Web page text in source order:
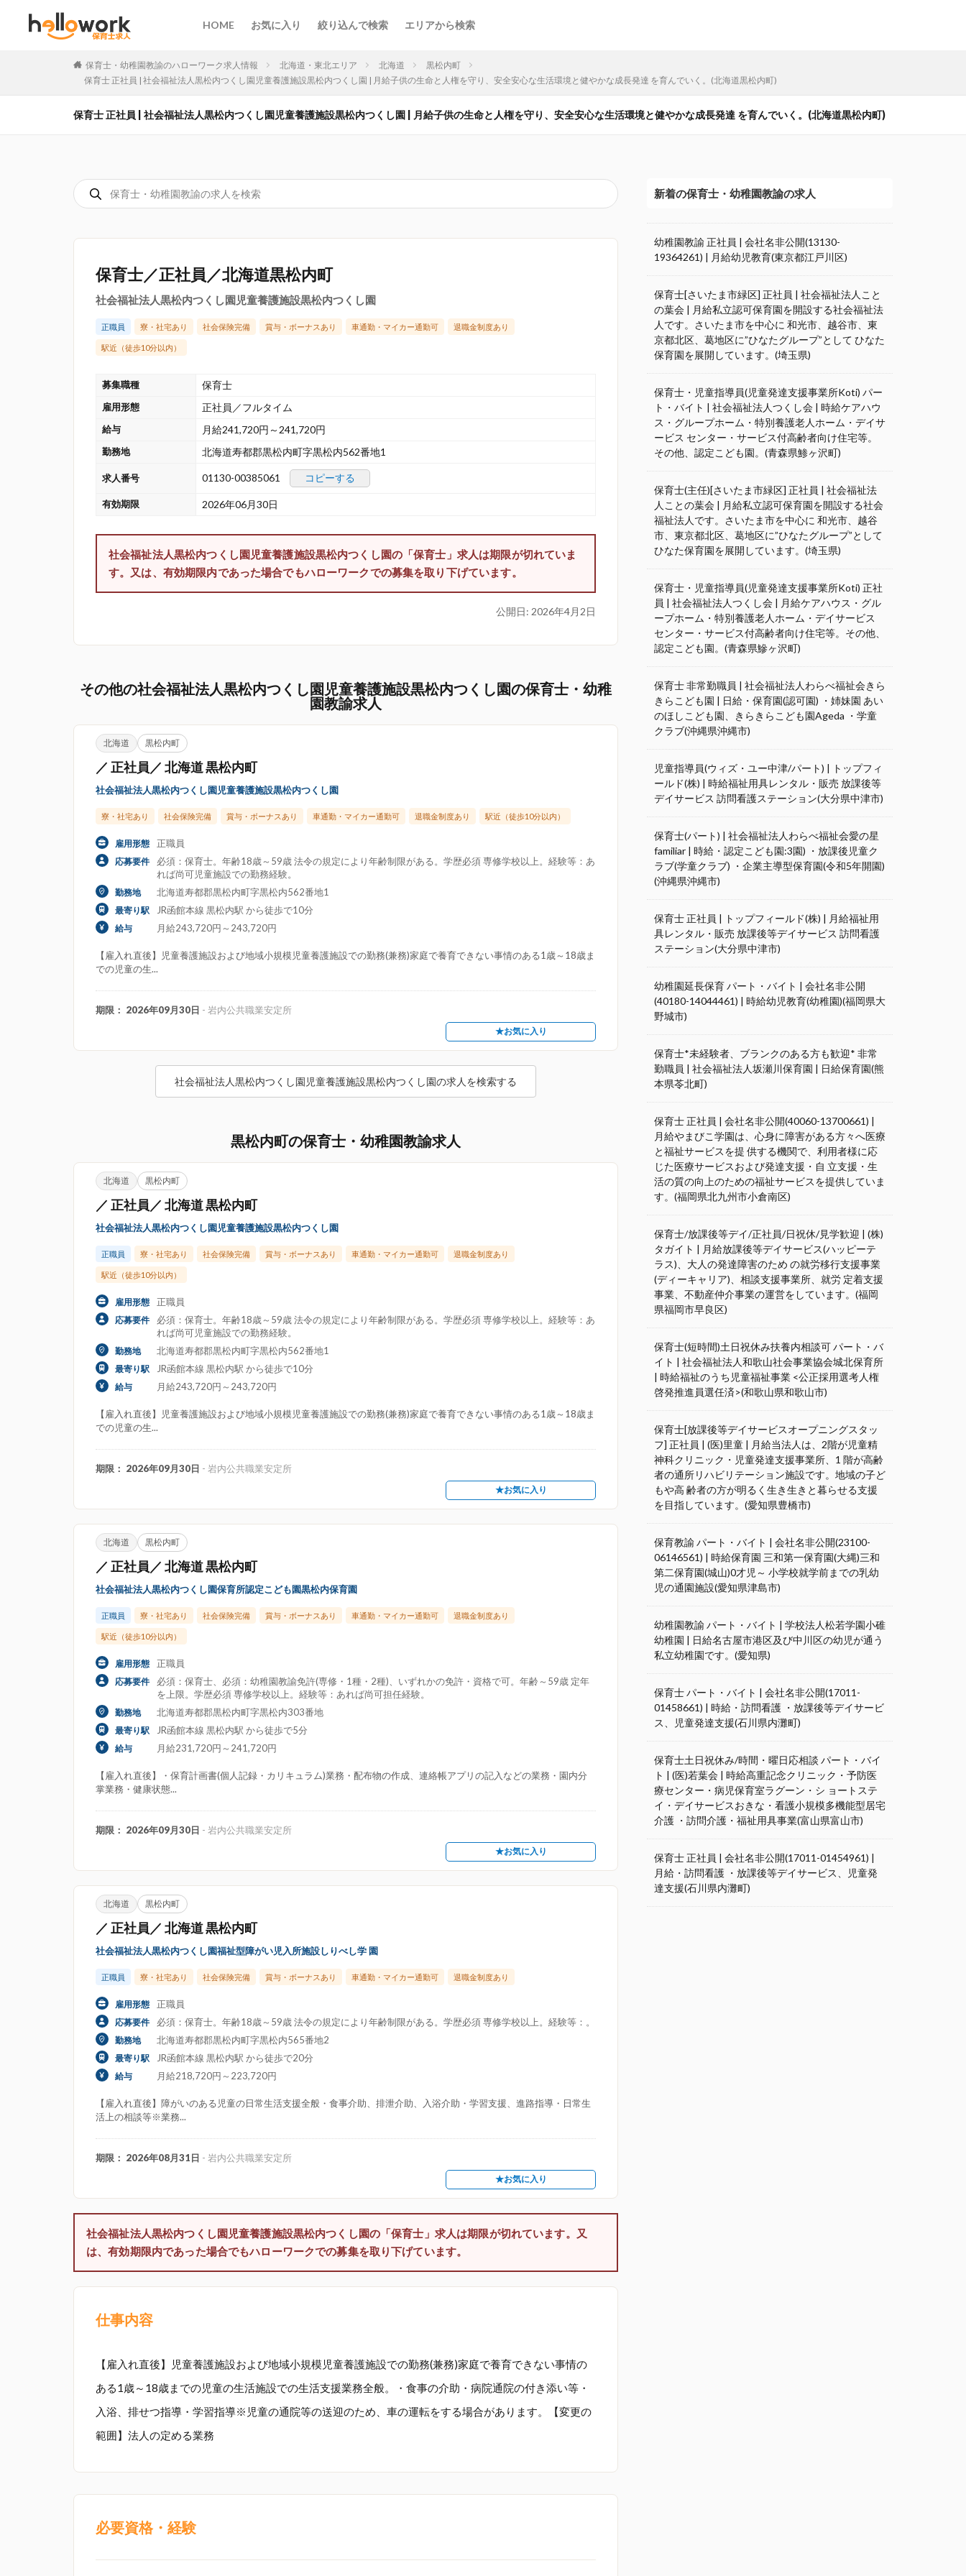
HOME お気に入り 絞り込んで検索 エリアから検索
保育士・幼稚園教諭のハローワーク求人情報 北海道・東北エリア 北海道
黒松内町
保育士 正社員 | 社会福祉法人黒松内つくし園児童養護施設黒松内つくし園 | 月給子供の生命と人権を守り、安全安心な生活環境と健やかな成長発達 を育んでいく。(北海道黒松内町)
保育士 正社員 | 社会福祉法人黒松内つくし園児童養護施設黒松内つくし園 | 月給子供の生命と人権を守り、安全安心な生活環境と健やかな成長発達 を育んでいく。(北海道黒松内町)
保育士／正社員／北海道黒松内町
社会福祉法人黒松内つくし園児童養護施設黒松内つくし園
正職員 寮・社宅あり 社会保険完備 賞与・ボーナスあり 車通勤・マイカー通勤可 退職金制度あり
駅近（徒歩10分以内）
募集職種 保育士
雇用形態 正社員／フルタイム
給与 月給241,720円～241,720円
勤務地 北海道寿都郡黒松内町字黒松内562番地1
求人番号 01130-00385061 コピーする
有効期限 2026年06月30日
社会福祉法人黒松内つくし園児童養護施設黒松内つくし園の「保育士」求人は期限が切れていま
す。又は、有効期限内であった場合でもハローワークでの募集を取り下げています。
公開日: 2026年4月2日
その他の社会福祉法人黒松内つくし園児童養護施設黒松内つくし園の保育士・幼稚
園教諭求人
北海道 黒松内町
／ 正社員／ 北海道 黒松内町
社会福祉法人黒松内つくし園児童養護施設黒松内つくし園
寮・社宅あり 社会保険完備 賞与・ボーナスあり 車通勤・マイカー通勤可 退職金制度あり 駅近（徒歩10分以内）
雇用形態 正職員
応募要件
必須：保育士。年齢18歳～59歳 法令の規定により年齢制限がある。学歴必須 専修学校以上。経験等：あ
れば尚可児童施設での勤務経験。
勤務地 北海道寿都郡黒松内町字黒松内562番地1
最寄り駅 JR函館本線 黒松内駅 から徒歩で10分
給与 月給243,720円～243,720円
【雇入れ直後】児童養護施設および地域小規模児童養護施設での勤務(兼務)家庭で養育できない事情のある1歳～18歳ま
での児童の生...
期限： 2026年09月30日 - 岩内公共職業安定所
★お気に入り
社会福祉法人黒松内つくし園児童養護施設黒松内つくし園の求人を検索する
黒松内町の保育士・幼稚園教諭求人
北海道 黒松内町
／ 正社員／ 北海道 黒松内町
社会福祉法人黒松内つくし園児童養護施設黒松内つくし園
正職員 寮・社宅あり 社会保険完備 賞与・ボーナスあり 車通勤・マイカー通勤可 退職金制度あり
駅近（徒歩10分以内）
雇用形態 正職員
応募要件
必須：保育士。年齢18歳～59歳 法令の規定により年齢制限がある。学歴必須 専修学校以上。経験等：あ
れば尚可児童施設での勤務経験。
勤務地 北海道寿都郡黒松内町字黒松内562番地1
最寄り駅 JR函館本線 黒松内駅 から徒歩で10分
給与 月給243,720円～243,720円
【雇入れ直後】児童養護施設および地域小規模児童養護施設での勤務(兼務)家庭で養育できない事情のある1歳～18歳ま
での児童の生...
期限： 2026年09月30日 - 岩内公共職業安定所
★お気に入り
北海道 黒松内町
／ 正社員／ 北海道 黒松内町
社会福祉法人黒松内つくし園保育所認定こども園黒松内保育園
正職員 寮・社宅あり 社会保険完備 賞与・ボーナスあり 車通勤・マイカー通勤可 退職金制度あり
駅近（徒歩10分以内）
雇用形態 正職員
応募要件
必須：保育士、必須：幼稚園教諭免許(専修・1種・2種)、いずれかの免許・資格で可。年齢～59歳 定年
を上限。学歴必須 専修学校以上。経験等：あれば尚可担任経験。
勤務地 北海道寿都郡黒松内町字黒松内303番地
最寄り駅 JR函館本線 黒松内駅 から徒歩で5分
給与 月給231,720円～241,720円
【雇入れ直後】・保育計画書(個人記録・カリキュラム)業務・配布物の作成、連絡帳アプリの記入などの業務・園内分
掌業務・健康状態...
期限： 2026年09月30日 - 岩内公共職業安定所
★お気に入り
北海道 黒松内町
／ 正社員／ 北海道 黒松内町
社会福祉法人黒松内つくし園福祉型障がい児入所施設しりべし学 園
正職員 寮・社宅あり 社会保険完備 賞与・ボーナスあり 車通勤・マイカー通勤可 退職金制度あり
雇用形態 正職員
応募要件 必須：保育士。年齢18歳～59歳 法令の規定により年齢制限がある。学歴必須 専修学校以上。経験等：。
勤務地 北海道寿都郡黒松内町字黒松内565番地2
最寄り駅 JR函館本線 黒松内駅 から徒歩で20分
給与 月給218,720円～223,720円
【雇入れ直後】障がいのある児童の日常生活支援全般・食事介助、排泄介助、入浴介助・学習支援、進路指導・日常生
活上の相談等※業務...
期限： 2026年08月31日 - 岩内公共職業安定所
★お気に入り
社会福祉法人黒松内つくし園児童養護施設黒松内つくし園の「保育士」求人は期限が切れています。又
は、有効期限内であった場合でもハローワークでの募集を取り下げています。
仕事内容
【雇入れ直後】児童養護施設および地域小規模児童養護施設での勤務(兼務)家庭で養育できない事情の
ある1歳～18歳までの児童の生活施設での生活支援業務全般。・食事の介助・病院通院の付き添い等・
入浴、排せつ指導・学習指導※児童の通院等の送迎のため、車の運転をする場合があります。【変更の
範囲】法人の定める業務
必要資格・経験
新着の保育士・幼稚園教諭の求人
幼稚園教諭 正社員 | 会社名非公開(13130-
19364261) | 月給幼児教育(東京都江戸川区)
保育士[さいたま市緑区] 正社員 | 社会福祉法人こと
の葉会 | 月給私立認可保育園を開設する社会福祉法
人です。さいたま市を中心に 和光市、越谷市、東
京都北区、葛地区に”ひなたグループ”として ひなた
保育園を展開しています。(埼玉県)
保育士・児童指導員(児童発達支援事業所Koti) パー
ト・バイト | 社会福祉法人つくし会 | 時給ケアハウ
ス・グループホーム・特別養護老人ホーム・デイサ
ービス センター・サービス付高齢者向け住宅等。
その他、認定こども園。(青森県鯵ヶ沢町)
保育士(主任)[さいたま市緑区] 正社員 | 社会福祉法
人ことの葉会 | 月給私立認可保育園を開設する社会
福祉法人です。さいたま市を中心に 和光市、越谷
市、東京都北区、葛地区に”ひなたグループ”として
ひなた保育園を展開しています。(埼玉県)
保育士・児童指導員(児童発達支援事業所Koti) 正社
員 | 社会福祉法人つくし会 | 月給ケアハウス・グル
ープホーム・特別養護老人ホーム・デイサービス
センター・サービス付高齢者向け住宅等。その他、
認定こども園。(青森県鰺ヶ沢町)
保育士 非常勤職員 | 社会福祉法人わらべ福祉会きら
きらこども園 | 日給・保育園(認可園) ・姉妹園 あい
のほしこども園、きらきらこども園Ageda ・学童
クラブ(沖縄県沖縄市)
児童指導員(ウィズ・ユー中津/パート) | トップフィ
ールド(株) | 時給福祉用具レンタル・販売 放課後等
デイサービス 訪問看護ステーション(大分県中津市)
保育士(パート) | 社会福祉法人わらべ福祉会愛の星
familiar | 時給・認定こども園:3園) ・放課後児童ク
ラブ(学童クラブ) ・企業主導型保育園(令和5年開園)
(沖縄県沖縄市)
保育士 正社員 | トップフィールド(株) | 月給福祉用
具レンタル・販売 放課後等デイサービス 訪問看護
ステーション(大分県中津市)
幼稚園延長保育 パート・バイト | 会社名非公開
(40180-14044461) | 時給幼児教育(幼稚園)(福岡県大
野城市)
保育士*未経験者、ブランクのある方も歓迎* 非常
勤職員 | 社会福祉法人坂瀬川保育園 | 日給保育園(熊
本県苓北町)
保育士 正社員 | 会社名非公開(40060-13700661) |
月給やまびこ学園は、心身に障害がある方々へ医療
と福祉サービスを提 供する機関で、利用者様に応
じた医療サービスおよび発達支援・自 立支援・生
活の質の向上のための福祉サービスを提供していま
す。(福岡県北九州市小倉南区)
保育士/放課後等デイ/正社員/日祝休/見学歓迎 | (株)
タガイト | 月給放課後等デイサービス(ハッピーテ
ラス)、大人の発達障害のため の就労移行支援事業
(ディーキャリア)、相談支援事業所、就労 定着支援
事業、不動産仲介事業の運営をしています。(福岡
県福岡市早良区)
保育士(短時間)土日祝休み扶養内相談可 パート・バ
イト | 社会福祉法人和歌山社会事業協会城北保育所
| 時給福祉のうち児童福祉事業 <公正採用選考人権
啓発推進員選任済>(和歌山県和歌山市)
保育士[放課後等デイサービスオープニングスタッ
フ] 正社員 | (医)里童 | 月給当法人は、2階が児童精
神科クリニック・児童発達支援事業所、1 階が高齢
者の通所リハビリテーション施設です。地域の子ど
もや高 齢者の方が明るく生き生きと暮らせる支援
を目指しています。(愛知県豊橋市)
保育教諭 パート・バイト | 会社名非公開(23100-
06146561) | 時給保育園 三和第一保育園(大縄)三和
第二保育園(城山)0才児～ 小学校就学前までの乳幼
児の通園施設(愛知県津島市)
幼稚園教諭 パート・バイト | 学校法人松若学園小碓
幼稚園 | 日給名古屋市港区及び中川区の幼児が通う
私立幼稚園です。(愛知県)
保育士 パート・バイト | 会社名非公開(17011-
01458661) | 時給・訪問看護 ・放課後等デイサービ
ス、児童発達支援(石川県内灘町)
保育士土日祝休み/時間・曜日応相談 パート・バイ
ト | (医)若葉会 | 時給高重記念クリニック・予防医
療センター・病児保育室ラグーン・シ ョートステ
イ・デイサービスおきな・看護小規模多機能型居宅
介護 ・訪問介護・福祉用具事業(富山県富山市)
保育士 正社員 | 会社名非公開(17011-01454961) |
月給・訪問看護 ・放課後等デイサービス、児童発
達支援(石川県内灘町)